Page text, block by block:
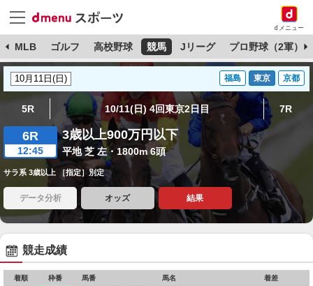
dメニュー
MLB ゴルフ 高校野球 競馬 Jリーグ プロ野球（2軍）
福島 東京 京都
5R 10/11(日) 4回東京2日目 7R
6R
12:45
3歳以上900万円以下
平地 芝 左・1800m 6頭
サラ系 3歳以上 ［指定］別定
データ分析 オッズ 結果
競走成績
着順 枠番 馬番 馬名 着差